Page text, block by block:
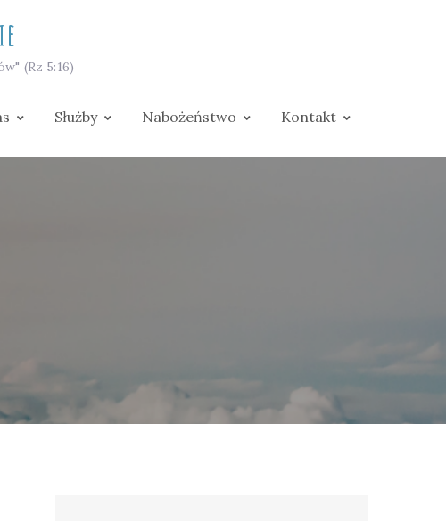
(Rz 5:16)
Służby Nabożeństwo Kontakt